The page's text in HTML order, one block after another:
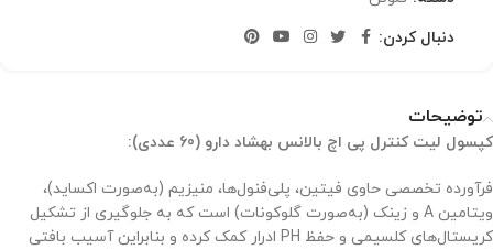
دنبال کردن:
توضیحات
کپسول لیت کنترل پی اچ بالانس بهشاد دارو (60 عددی):
فرآورده تخصصی حاوی فیتین، پلی‌فنول‌ها، منیزیم (به‌صورت اکساید)،
ویتامین A و زینک (به‌صورت گلوکونات) است که به جلوگیری از تشکیل
کریستال‌های کلسیمی و حفظ PH ادرار کمک کرده و بنابراین آسیب بافتی